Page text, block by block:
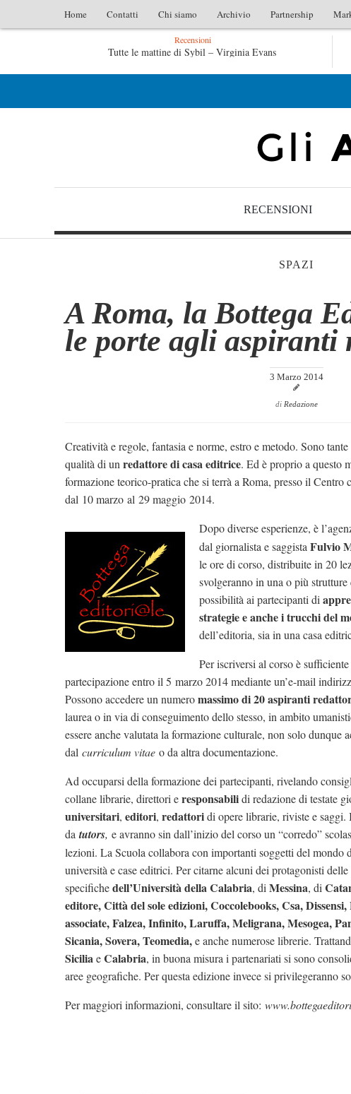
Home Contatti Chi siamo Archivio Partnership
Recensioni
Tutte le mattine di Sybil – Virginia Evans
L’idraulico non verrà – Fruttero & Lucentini
RECENSIONI
SPAZI
A Roma, la Bottega
le porte agli aspiranti
3 Marzo 2014
di Redazione
Creatività e regole, fantasia e norme, estro e metodo. Sono
qualità di un redattore di casa editrice. Ed è proprio a questo
formazione teorico-pratica che si terrà a Roma, presso il
dal 10 marzo al 29 maggio 2014.
Dopo diverse esperienze, è
dal giornalista e saggista Fulvio
le ore di corso, distribuite in 20
svolgeranno in una o più
possibilità ai partecipanti di
strategie e anche i trucchi del
dell’editoria, sia in una casa
Per iscriversi al corso è
partecipazione entro il 5 marzo 2014 mediante un’e-mail
Possono accedere un numeromassimo di 20 aspiranti
laurea o in via di conseguimento dello stesso, in ambito
essere anche valutata la formazione culturale, non solo dunque
dal curriculum vitae o da altra documentazione.
Ad occuparsi della formazione dei partecipanti, rivelando
collane librarie, direttori eresponsabilidi redazione di testate
universitari, editori, redattoridi opere librarie, riviste e saggi.
datutors, e avranno sin dall’inizio del corso un “corredo”
lezioni. La Scuola collabora con importanti soggetti del mondo
università e case editrici. Per citarne alcuni dei protagonisti
specifichedell’Università della Calabria, di Messina, di
editore, Città del sole edizioni, Coccolebooks, Csa,
associate, Falzea, Infinito, Laruffa, Meligrana, Mesogea,
Sicania, Sovera, Teomedia,e anche numerose librerie.
SiciliaeCalabria, in buona misura i partenariati si sono
aree geografiche. Per questa edizione invece si privilegeranno
Per maggiori informazioni, consultare il sito: